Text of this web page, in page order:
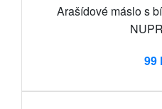
Arašídové máslo s
99